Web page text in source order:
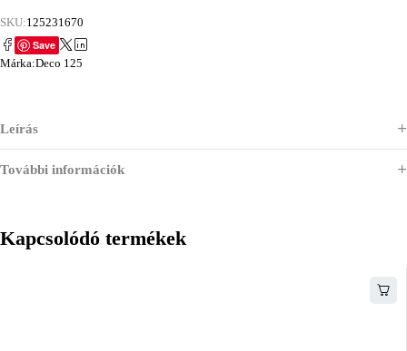
SKU:125231670
Save
Márka:Deco 125
Leírás
További információk
Kapcsolódó termékek